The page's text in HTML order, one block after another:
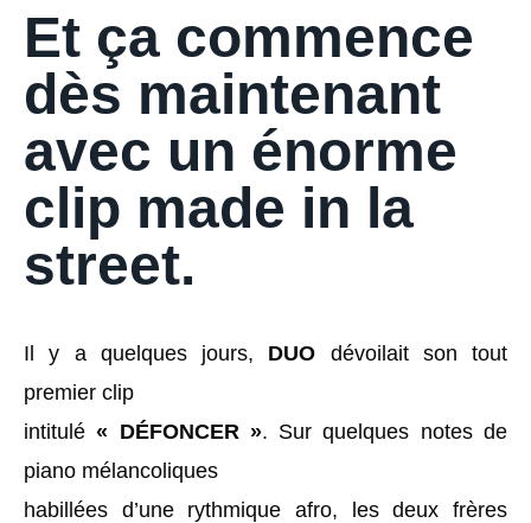
Et ça commence
dès maintenant
avec un énorme
clip made in la
street.
Il y a quelques jours, DUO dévoilait son tout
premier clip
intitulé« DÉFONCER ». Sur quelques notes de
piano mélancoliques
habillées d’une rythmique afro, les deux frères